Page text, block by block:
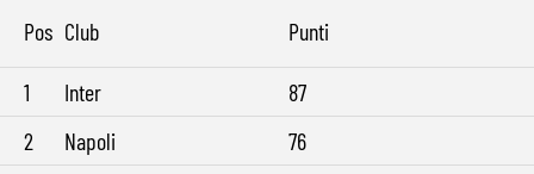
Pos Club Punti
1 Inter
87
2
Napoli
76